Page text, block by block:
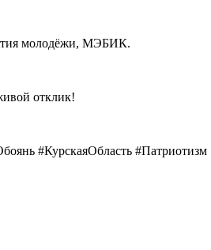
молодёжи, МЭБИК.
отклик!
#КурскаяОбласть #Патриотизм